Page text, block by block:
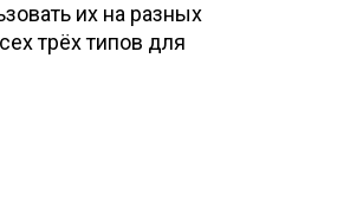
их на разных
трёх типов для